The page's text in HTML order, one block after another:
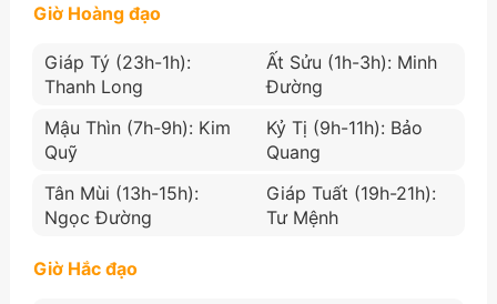
Giờ Hoàng đạo
Giáp Tý (23h-1h):
Thanh Long
Ất Sửu (1h-3h): Minh
Đường
Mậu Thìn (7h-9h): Kim
Quỹ
Kỷ Tị (9h-11h): Bảo
Quang
Tân Mùi (13h-15h):
Ngọc Đường
Giáp Tuất (19h-21h):
Tư Mệnh
Giờ Hắc đạo